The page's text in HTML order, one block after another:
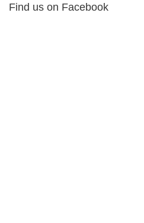
Find us on Facebook